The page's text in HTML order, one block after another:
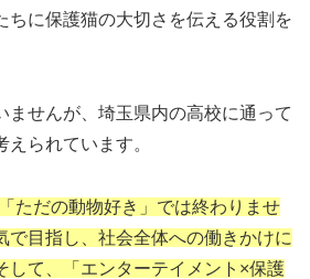
ちに保護猫の大切さを伝える役割を
ませんが、埼玉県内の高校に通って
られています。
ただの動物好き」では終わりませ
で目指し、社会全体への働きかけに
して、「エンターテイメント×保護